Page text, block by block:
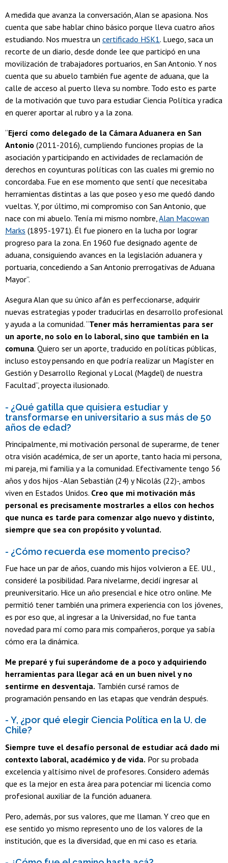
A medida que avanza la conversación, Alan se apasiona. Nos
cuenta que sabe hablar chino básico porque lleva cuatro años
estudiando. Nos muestra un certificado HSK1. Luego, saca un
recorte de un diario, desde donde lee que participó en una
movilización de trabajadores portuarios, en San Antonio. Y nos
cuenta que su abuelo también fue agente de aduana, que la
calle de acceso al puerto lleva su nombre. Todo esto es parte
de la motivación que tuvo para estudiar Ciencia Política y radica
en querer aportar al rubro y a la zona.
“Ejercí como delegado de la Cámara Aduanera en San
Antonio (2011-2016), cumpliendo funciones propias de la
asociación y participando en actividades de reclamación de
derechos en coyunturas políticas con las cuales mi gremio no
concordaba. Fue en ese momento que sentí que necesitaba
herramientas distintas a las que poseo y eso me quedó dando
vueltas. Y, por último, mi compromiso con San Antonio, que
nace con mi abuelo. Tenía mi mismo nombre,Alan Macowan
Marks (1895-1971). Él fue pionero en la lucha por lograr
progreso para la zona. En 1960 fue designado agente de
aduana, consiguiendo avances en la legislación aduanera y
portuaria, concediendo a San Antonio prerrogativas de Aduana
Mayor”.
Asegura Alan que su único afán es perfeccionarse, adquirir
nuevas estrategias y poder traducirlas en desarrollo profesional
y ayuda a la comunidad. “Tener más herramientas para ser
un aporte, no solo en lo laboral, sino que también en la
comuna. Quiero ser un aporte, traducido en políticas públicas,
incluso estoy pensando en que podría realizar un Magíster en
Gestión y Desarrollo Regional y Local (Magdel) de nuestra
Facultad”, proyecta ilusionado.
- ¿Qué gatilla que quisiera estudiar y
transformarse en universitario a sus más de 50
años de edad?
Principalmente, mi motivación personal de superarme, de tener
otra visión académica, de ser un aporte, tanto hacia mi persona,
mi pareja, mi familia y a la comunidad. Efectivamente tengo 56
años y dos hijos -Alan Sebastián (24) y Nicolás (22)-, ambos
viven en Estados Unidos. Creo que mi motivación más
personal es precisamente mostrarles a ellos con hechos
que nunca es tarde para comenzar algo nuevo y distinto,
siempre que sea con propósito y voluntad.
- ¿Cómo recuerda ese momento preciso?
Fue hace un par de años, cuando mis hijos volvieron a EE. UU.,
consideré la posibilidad. Para nivelarme, decidí ingresar al
preuniversitario. Hice un año presencial e hice otro online. Me
permitió tener también una primera experiencia con los jóvenes,
es por eso que, al ingresar a la Universidad, no fue tanta
novedad para mí como para mis compañeros, porque ya sabía
cómo era la dinámica.
Me preparé y fui superándome de a poco y adquiriendo
herramientas para llegar acá en un buen nivel y no
sentirme en desventaja. También cursé ramos de
programación pensando en las etapas que vendrán después.
- Y, ¿por qué elegir Ciencia Política en la U. de
Chile?
Siempre tuve el desafío personal de estudiar acá dado mi
contexto laboral, académico y de vida. Por su probada
excelencia y altísimo nivel de profesores. Considero además
que es la mejor en esta área para potenciar mi licencia como
profesional auxiliar de la función aduanera.
Pero, además, por sus valores, que me llaman. Y creo que en
ese sentido yo mismo represento uno de los valores de la
institución, que es la diversidad, que en mi caso es etaria.